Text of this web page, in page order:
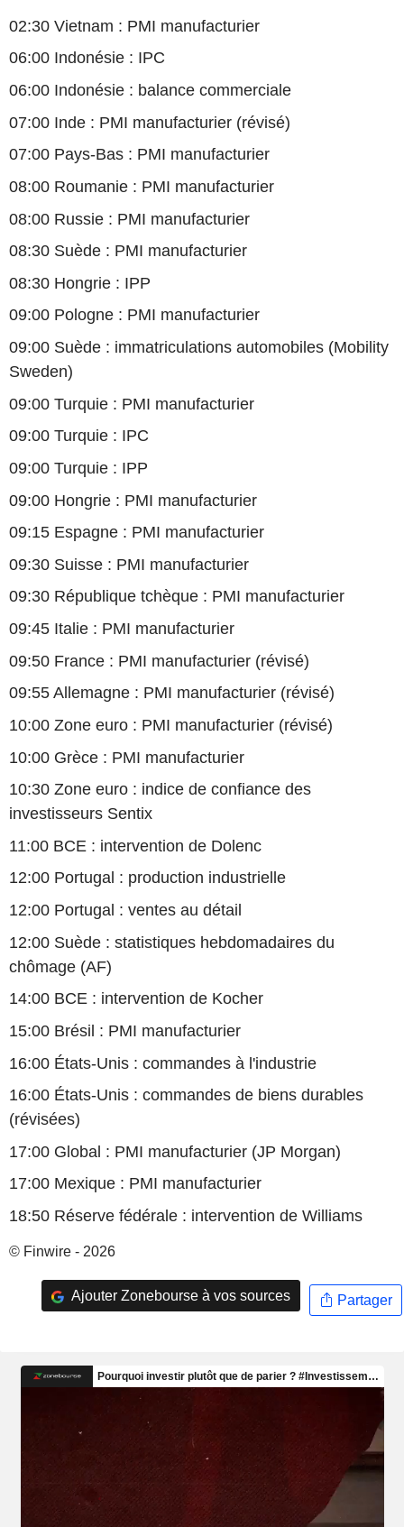
02:30 Vietnam : PMI manufacturier
06:00 Indonésie : IPC
06:00 Indonésie : balance commerciale
07:00 Inde : PMI manufacturier (révisé)
07:00 Pays-Bas : PMI manufacturier
08:00 Roumanie : PMI manufacturier
08:00 Russie : PMI manufacturier
08:30 Suède : PMI manufacturier
08:30 Hongrie : IPP
09:00 Pologne : PMI manufacturier
09:00 Suède : immatriculations automobiles (Mobility
Sweden)
09:00 Turquie : PMI manufacturier
09:00 Turquie : IPC
09:00 Turquie : IPP
09:00 Hongrie : PMI manufacturier
09:15 Espagne : PMI manufacturier
09:30 Suisse : PMI manufacturier
09:30 République tchèque : PMI manufacturier
09:45 Italie : PMI manufacturier
09:50 France : PMI manufacturier (révisé)
09:55 Allemagne : PMI manufacturier (révisé)
10:00 Zone euro : PMI manufacturier (révisé)
10:00 Grèce : PMI manufacturier
10:30 Zone euro : indice de confiance des
investisseurs Sentix
11:00 BCE : intervention de Dolenc
12:00 Portugal : production industrielle
12:00 Portugal : ventes au détail
12:00 Suède : statistiques hebdomadaires du
chômage (AF)
14:00 BCE : intervention de Kocher
15:00 Brésil : PMI manufacturier
16:00 États-Unis : commandes à l'industrie
16:00 États-Unis : commandes de biens durables
(révisées)
17:00 Global : PMI manufacturier (JP Morgan)
17:00 Mexique : PMI manufacturier
18:50 Réserve fédérale : intervention de Williams
© Finwire - 2026
Ajouter Zonebourse à vos sources Partager